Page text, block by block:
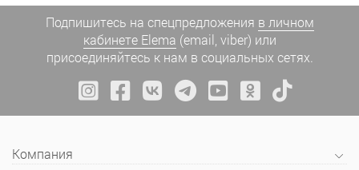
Подпишитесь на спецпредложения в личном
кабинете Elema (email, viber) или
присоединяйтесь к нам в социальных сетях.
Компания